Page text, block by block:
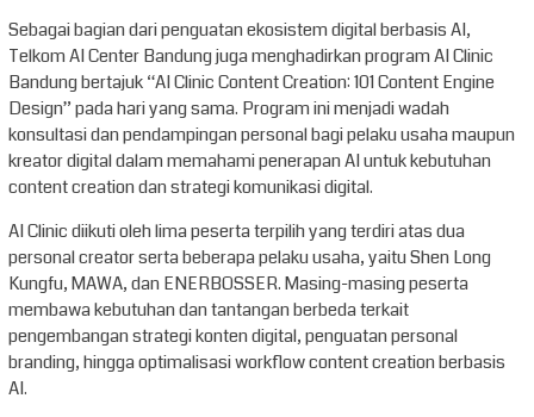
Sebagai bagian dari penguatan ekosistem digital berbasis AI,
Telkom AI Center Bandung juga menghadirkan program AI Clinic
Bandung bertajuk “AI Clinic Content Creation: 101 Content Engine
Design” pada hari yang sama. Program ini menjadi wadah
konsultasi dan pendampingan personal bagi pelaku usaha maupun
kreator digital dalam memahami penerapan AI untuk kebutuhan
content creation dan strategi komunikasi digital.
AI Clinic diikuti oleh lima peserta terpilih yang terdiri atas dua
personal creator serta beberapa pelaku usaha, yaitu Shen Long
Kungfu, MAWA, dan ENERBOSSER. Masing-masing peserta
membawa kebutuhan dan tantangan berbeda terkait
pengembangan strategi konten digital, penguatan personal
branding, hingga optimalisasi workflow content creation berbasis
AI.